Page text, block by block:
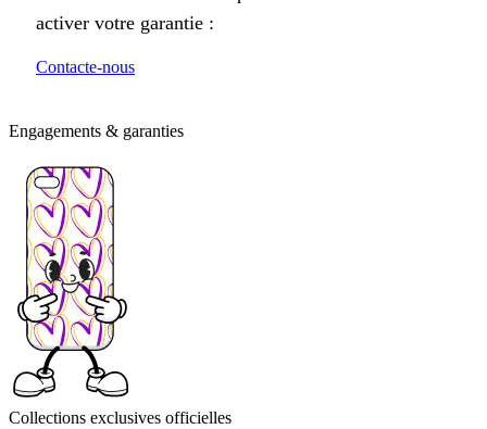
activer votre garantie :
Contacte-nous
Engagements & garanties
Collections exclusives officielles